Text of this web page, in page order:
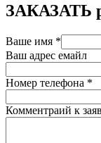
ЗАКАЗАТЬ
Ваше имя *
Ваш адрес емайл
Номер телефона *
Комментраий к